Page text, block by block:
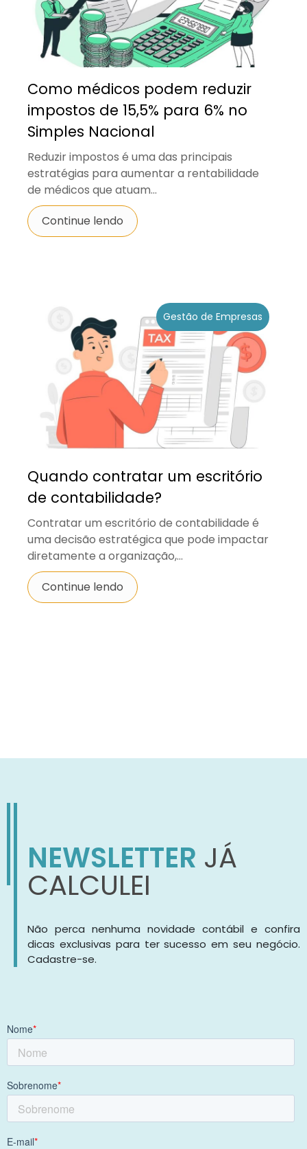
Como médicos podem reduzir
impostos de 15,5% para 6% no
Simples Nacional
Reduzir impostos é uma das principais
estratégias para aumentar a rentabilidade
de médicos que atuam...
Continue lendo
Gestão de Empresas
Quando contratar um escritório
de contabilidade?
Contratar um escritório de contabilidade é
uma decisão estratégica que pode impactar
diretamente a organização,...
Continue lendo
NEWSLETTER JÁ
CALCULEI
Não perca nenhuma novidade contábil e confira
dicas exclusivas para ter sucesso em seu negócio.
Cadastre-se.